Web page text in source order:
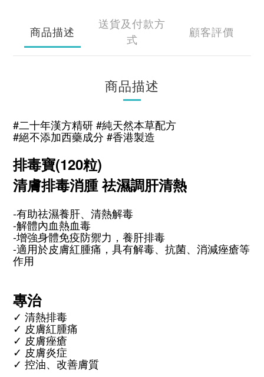
商品描述
送貨及付款方
式
顧客評價
商品描述
#二十年漢方精研 #純天然本草配方
#絕不添加西藥成分 #香港製造
排毒寶(120粒)
清膚排毒消腫 祛濕調肝清熱
-有助祛濕養肝、清熱解毒
-解體內血熱血毒
-增強身體免疫防禦力，養肝排毒
-適用於皮膚紅腫痛，具有解毒、抗菌、消減痤瘡等
作用
專治
✓ 清熱排毒
✓ 皮膚紅腫痛
✓ 皮膚痤瘡
✓ 皮膚炎症
✓ 控油、改善膚質